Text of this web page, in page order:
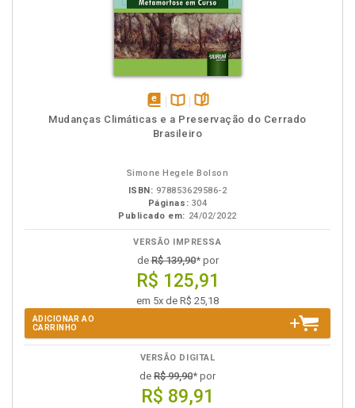
disponível
em
Disponível
na
páginas
Mudanças Climáticas e a Preservação do Cerrado
Brasileiro
Simone Hegele Bolson
ISBN: 978853629586-2
Páginas: 304
Publicado em: 24/02/2022
VERSÃO IMPRESSA
deR$ 139,90* por
R$ 125,91
em 5x de R$ 25,18
ADICIONAR AO
CARRINHO
VERSÃO DIGITAL
de R$ 99,90* por
R$ 89,91